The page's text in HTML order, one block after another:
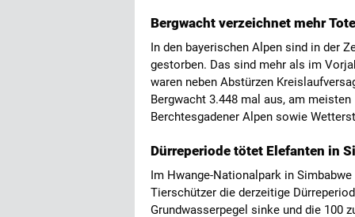
Bergwacht verzeichnet mehr
In den bayerischen Alpen sind in der
gestorben. Das sind mehr als im
waren neben Abstürzen
Bergwacht 3.448 mal aus, am
Berchtesgadener Alpen sowie
Dürreperiode tötet Elefanten in
Im Hwange-Nationalpark in
Tierschützer die derzeitige
Grundwasserpegel sinke und die 100